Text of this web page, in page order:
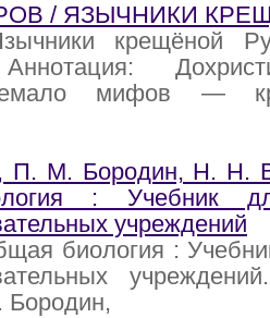
/ ЯЗЫЧНИКИ
крещёной
мифов —
П. М. Бородин, Н. Н.
: Учебник
учреждений
биология :